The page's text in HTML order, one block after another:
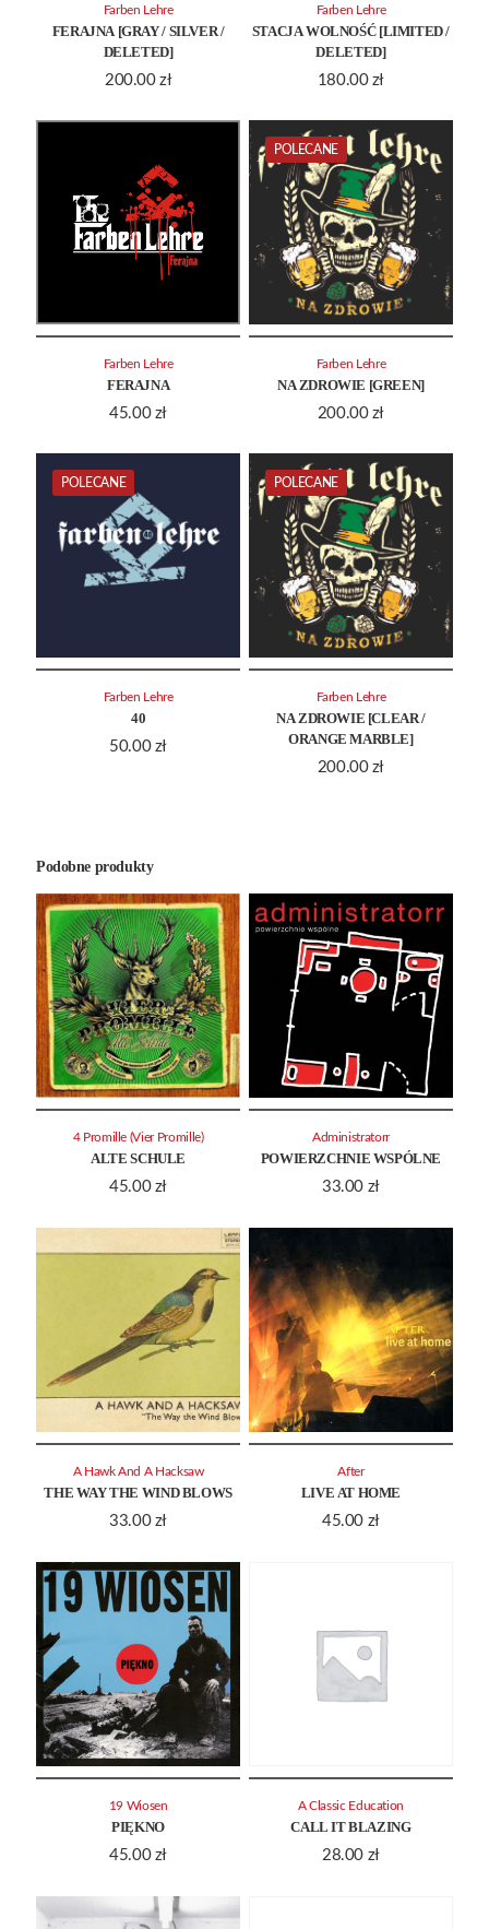
FERAJNA [GRAY / SILVER /
DELETED]
200.00 zł
Farben Lehre
STACJA WOLNOŚĆ [LIMITED /
DELETED]
180.00 zł
Farben Lehre
FERAJNA
45.00 zł
Farben Lehre
POLECANE
NA ZDROWIE [GREEN]
200.00 zł
Farben Lehre
POLECANE
40
50.00 zł
Farben Lehre
POLECANE
NA ZDROWIE [CLEAR /
ORANGE MARBLE]
200.00 zł
Farben Lehre
Podobne produkty
ALTE SCHULE
45.00 zł
4 Promille (Vier Promille)
POWIERZCHNIE WSPÓLNE
33.00 zł
Administratorr
THE WAY THE WIND BLOWS
33.00 zł
A Hawk And A Hacksaw
LIVE AT HOME
45.00 zł
After
PIĘKNO
45.00 zł
19 Wiosen
CALL IT BLAZING
28.00 zł
A Classic Education